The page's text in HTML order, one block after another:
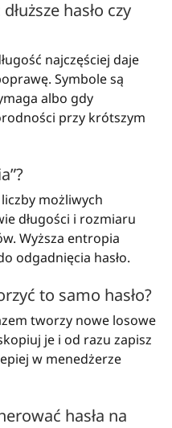
hasło czy
najczęściej daje
Symbole są
albo gdy
przy krótszym
możliwych
długości i rozmiaru
Wyższa entropia
odgadnięcia hasło.
to samo hasło?
tworzy nowe losowe
je i od razu zapisz
w menedżerze
hasła na